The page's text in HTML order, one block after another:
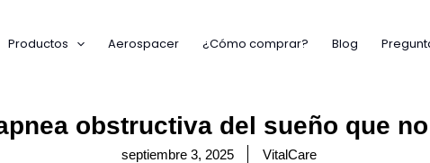
Productos Aerospacer ¿Cómo comprar? Blog
obstructiva del sueño que
septiembre 3, 2025 VitalCare